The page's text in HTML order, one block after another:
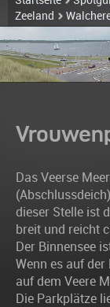
Zeeland
Das Veerse
dieser Stelle ist
breit und reicht
Der Binnensee
Wenn es auf
auf dem Veere
Die Parkplätze